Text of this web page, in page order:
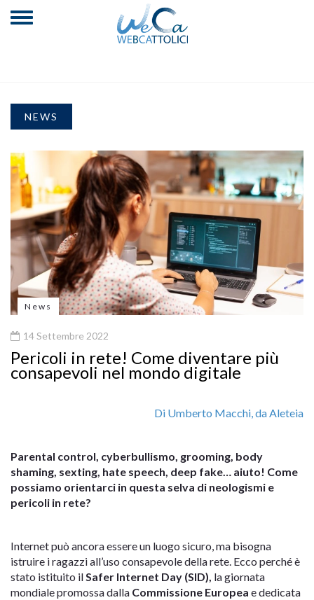
NEWS
News
14 Settembre 2022
Pericoli in rete! Come diventare più
consapevoli nel mondo digitale
Di Umberto Macchi, da Aleteia
Parental control, cyberbullismo, grooming, body
shaming, sexting, hate speech, deep fake… aiuto! Come
possiamo orientarci in questa selva di neologismi e
pericoli in rete?
Internet può ancora essere un luogo sicuro, ma bisogna
istruire i ragazzi all’uso consapevole della rete. Ecco perché è
stato istituito ilSafer Internet Day (SID), la giornata
mondiale promossa dalla Commissione Europea e dedicata